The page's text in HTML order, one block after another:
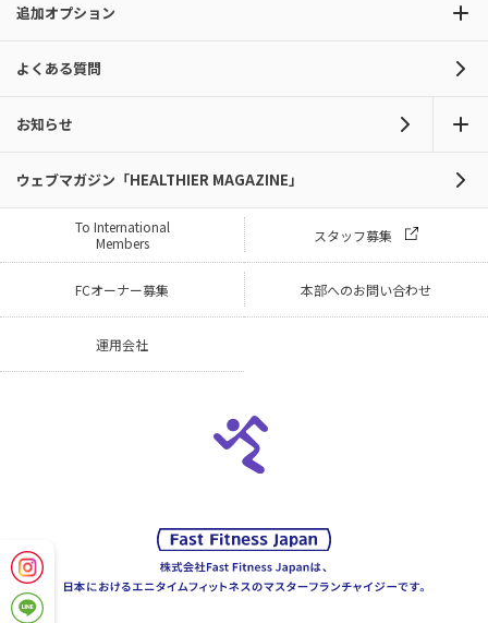
追加オプション
よくある質問
お知らせ
ウェブマガジン「HEALTHIER MAGAZINE」
To International
Members
スタッフ募集
FCオーナー募集 本部へのお問い合わせ
運用会社